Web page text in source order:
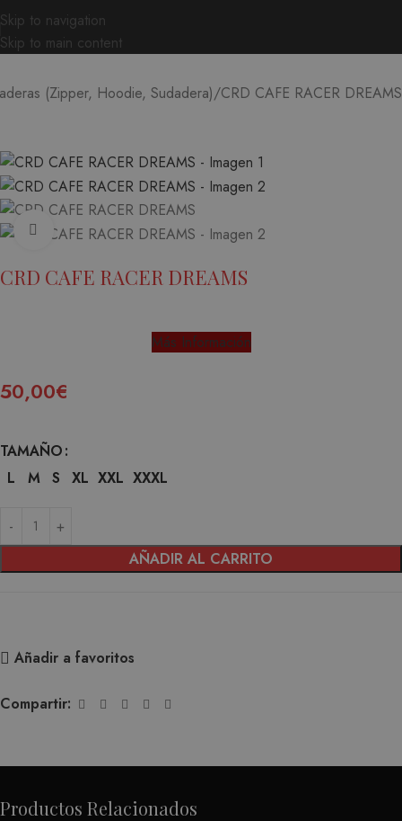
Skip to navigation
Skip to main content
(Zipper, Hoodie, Sudadera) CRD CAFE RACER DREAMS
Ampliar
CRD CAFE RACER DREAMS
Más Información
50,00€
TAMAÑO
L
M S XL XXL XXXL
AÑADIR AL CARRITO
Añadir a favoritos
Compartir:
Productos Relacionados